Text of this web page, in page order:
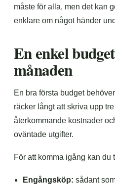
måste för alla, men det kan
enklare om något händer
En enkel
månaden
En bra första budget
räcker långt att skriva upp
återkommande kostnader
oväntade utgifter.
För att komma igång kan du
Engångsköp: sådant